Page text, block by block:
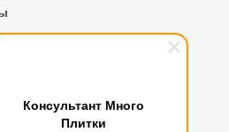
Консультант Много
Плитки
3D дизайн